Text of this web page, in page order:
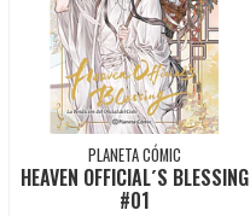
PLANETA CÓMIC
HEAVEN OFFICIAL´S BLESSING
#01